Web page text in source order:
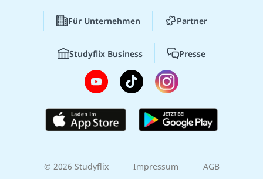
Für Unternehmen Partner
Studyflix Business Presse
© 2026 Studyflix Impressum AGB